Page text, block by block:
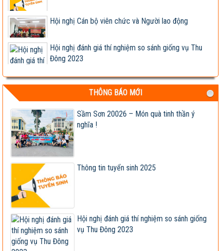
Hội nghị Cán bộ viên chức và Người lao động
Hội nghị đánh giá thí nghiệm so sánh giống vụ Thu
Đông 2023
Giống ngô lai TM181 đóng bắp kín, lõi nhỏ, chịu
bệnh tốt,...
Hợp tác nghiên cứu, phát triển sản xuất và kinh
doanh các...
Lễ ký kết Biên bản ghi nhớ hợp tác nghiên cứu, phát
triển...
Viện khoa học trụ vững trong cơ chế thị trường -
Viện trưởng...
Tập đoàn Lộc Trời nhận chuyển giao, cung cấp
Giống đã được công nhận lưu hành bị sản xuất, kinh
doanh...
Xây dựng và hoàn thiện quy trình canh tác ngô sinh
khối tuần...
THÔNG BÁO MỚI
Sầm Sơn 20026 – Món quà tinh thần ý
nghĩa !
Thông tin tuyển sinh 2025
Hội nghị đánh giá thí nghiệm so sánh giống
vụ Thu Đông 2023